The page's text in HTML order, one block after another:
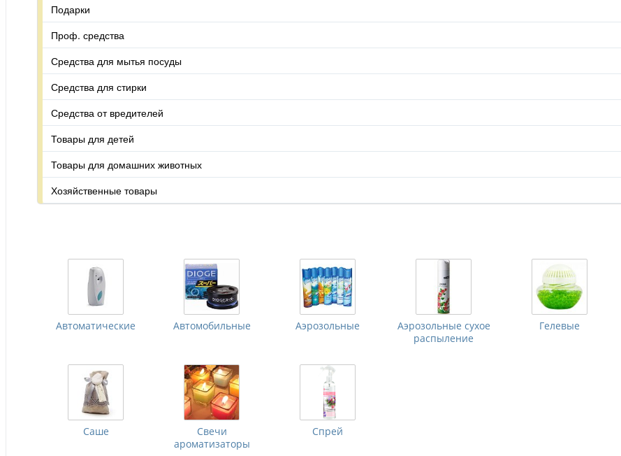
Подарки
Проф. средства
Средства для мытья посуды
Средства для стирки
Средства от вредителей
Товары для детей
Товары для домашних животных
Хозяйственные товары
Автоматические Автомобильные Аэрозольные
Аэрозольные сухое
распыление
Гелевые
Саше
Свечи
ароматизаторы
Спрей